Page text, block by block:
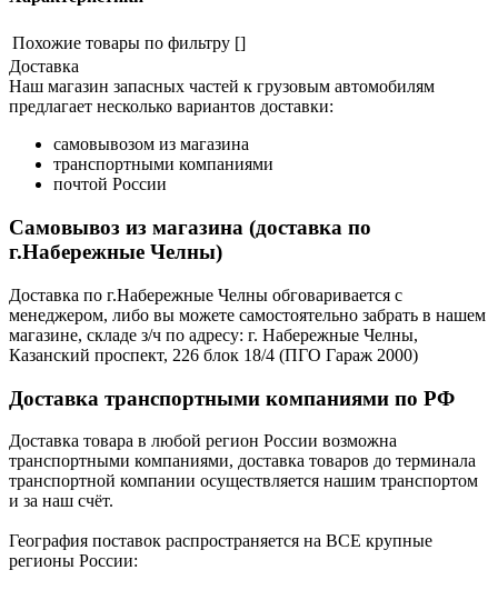
Похожие товары по фильтру []
Доставка
Наш магазин запасных частей к грузовым автомобилям
предлагает несколько вариантов доставки:
самовывозом из магазина
транспортными компаниями
почтой России
Самовывоз из магазина (доставка по
г.Набережные Челны)
Доставка по г.Набережные Челны обговаривается с
менеджером, либо вы можете самостоятельно забрать в нашем
магазине, складе з/ч по адресу: г. Набережные Челны,
Казанский проспект, 226 блок 18/4 (ПГО Гараж 2000)
Доставка транспортными компаниями по РФ
Доставка товара в любой регион России возможна
транспортными компаниями, доставка товаров до терминала
транспортной компании осуществляется нашим транспортом
и за наш счёт.
География поставок распространяется на ВСЕ крупные
регионы России: